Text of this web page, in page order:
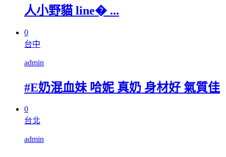
人小野貓 line� ...
0
台中
admin
#E奶混血妹 哈妮 真奶 身材好 氣質佳
0
台北
admin